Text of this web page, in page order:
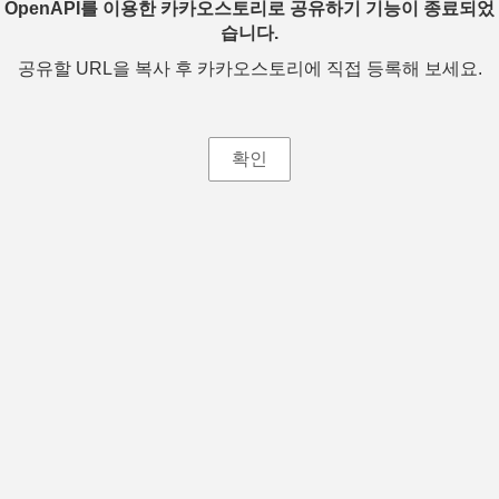
OpenAPI를 이용한 카카오스토리로 공유하기 기능이 종료되었
습니다.
공유할 URL을 복사 후 카카오스토리에 직접 등록해 보세요.
확인